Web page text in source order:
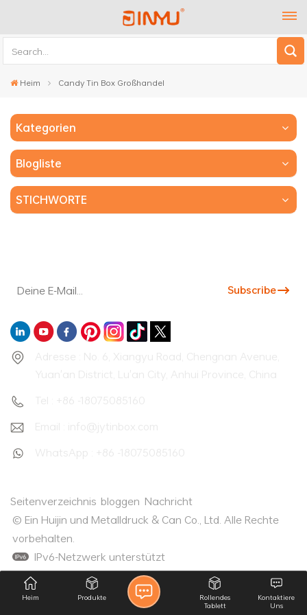
Heim Candy Tin Box Großhandel
Kategorien
Blogliste
STICHWORTE
Seitenverzeichnis bloggen Nachricht
© Ein Huijin und Metalldruck & Can Co., Ltd. Alle Rechte
vorbehalten.
IPv6-Netzwerk unterstützt
Heim Produkte
Kontaktiere
Uns
Rollendes
Tablett